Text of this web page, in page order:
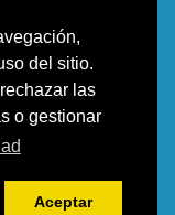
del sitio.
las
o gestionar
Aceptar
de nuestras
ENVIAR